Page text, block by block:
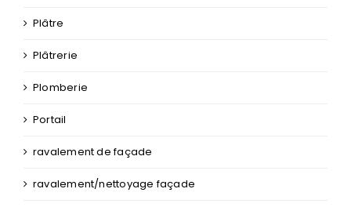
Plâtre
Plâtrerie
Plomberie
Portail
ravalement de façade
ravalement/nettoyage façade